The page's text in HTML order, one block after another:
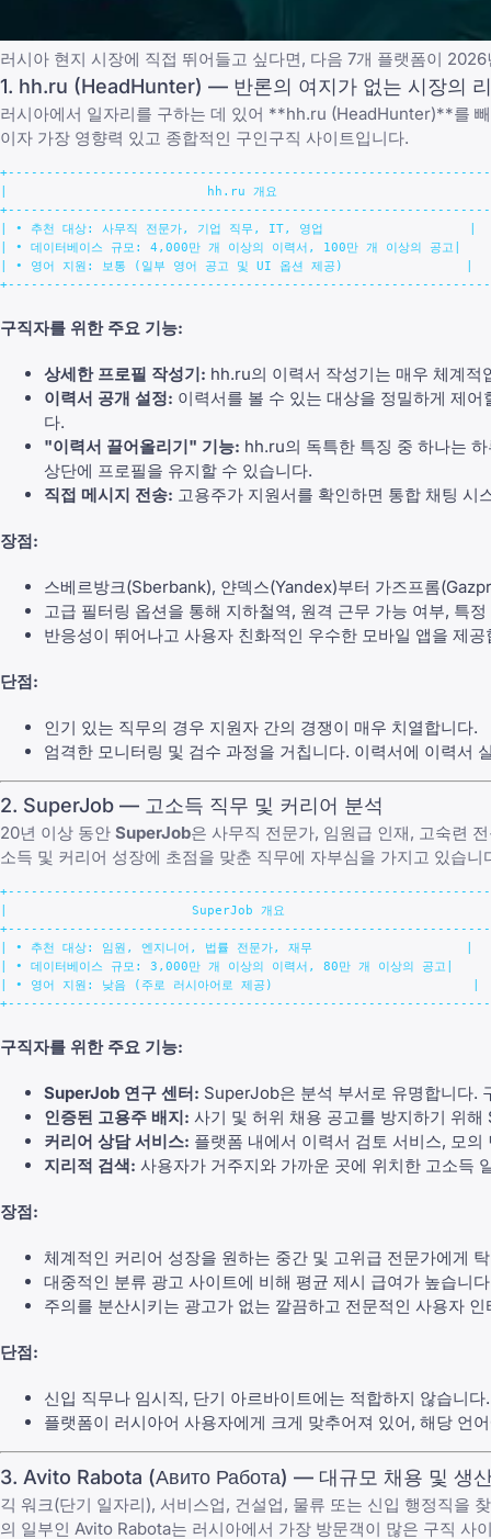
러시아 현지 시장에 직접 뛰어들고 싶다면, 다음 7개 플랫폼이
1. hh.ru (HeadHunter) — 반론의 여지가 없는 시장의
러시아에서 일자리를 구하는 데 있어 **hh.ru (HeadHunter)**를
이자 가장 영향력 있고 종합적인 구인구직 사이트입니다.
|                          hh.ru 개요
| • 추천 대상: 사무직 전문가, 기업 직무, IT, 영업                   |
| • 데이터베이스 규모: 4,000만 개 이상의 이력서, 100만 개 이상의 공고|
| • 영어 지원: 보통 (일부 영어 공고 및 UI 옵션 제공)                |
구직자를 위한 주요 기능:
상세한 프로필 작성기: hh.ru의 이력서 작성기는 매우 체계적
이력서 공개 설정: 이력서를 볼 수 있는 대상을 정밀하게 제
다.
"이력서 끌어올리기" 기능: hh.ru의 독특한 특징 중 하나는
상단에 프로필을 유지할 수 있습니다.
직접 메시지 전송: 고용주가 지원서를 확인하면 통합 채팅 시
장점:
스베르방크(Sberbank), 얀덱스(Yandex)부터 가즈프롬
고급 필터링 옵션을 통해 지하철역, 원격 근무 가능 여부, 특
반응성이 뛰어나고 사용자 친화적인 우수한 모바일 앱을 제공
단점:
인기 있는 직무의 경우 지원자 간의 경쟁이 매우 치열합니다.
엄격한 모니터링 및 검수 과정을 거칩니다. 이력서에 이력서
2. SuperJob — 고소득 직무 및 커리어 분석
20년 이상 동안 SuperJob은 사무직 전문가, 임원급 인재, 고숙련
소득 및 커리어 성장에 초점을 맞춘 직무에 자부심을 가지고 있습니
|                        SuperJob 개요
| • 추천 대상: 임원, 엔지니어, 법률 전문가, 재무                    |
| • 데이터베이스 규모: 3,000만 개 이상의 이력서, 80만 개 이상의 공고|
| • 영어 지원: 낮음 (주로 러시아어로 제공)                          |
구직자를 위한 주요 기능:
SuperJob 연구 센터: SuperJob은 분석 부서로 유명합니다.
인증된 고용주 배지: 사기 및 허위 채용 공고를 방지하기 위
커리어 상담 서비스: 플랫폼 내에서 이력서 검토 서비스, 모
지리적 검색: 사용자가 거주지와 가까운 곳에 위치한 고소득
장점:
체계적인 커리어 성장을 원하는 중간 및 고위급 전문가에게
대중적인 분류 광고 사이트에 비해 평균 제시 급여가 높습니
주의를 분산시키는 광고가 없는 깔끔하고 전문적인 사용자
단점:
신입 직무나 임시직, 단기 아르바이트에는 적합하지 않습니다.
플랫폼이 러시아어 사용자에게 크게 맞추어져 있어, 해당 언
3. Avito Rabota (Авито Работа) — 대규모 채용 및 생
긱 워크(단기 일자리), 서비스업, 건설업, 물류 또는 신입 행정직을
의 일부인 Avito Rabota는 러시아에서 가장 방문객이 많은 구직 사